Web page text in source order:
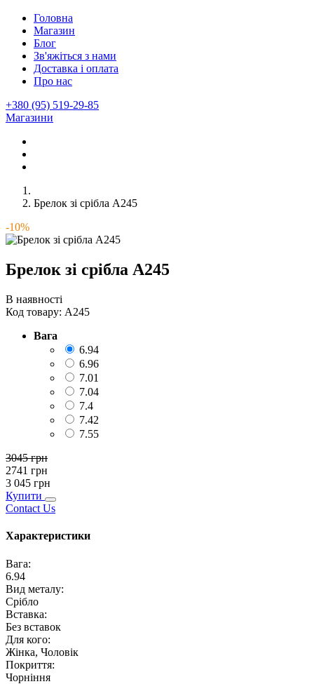
Головна
Магазин
Блог
Зв'яжіться з нами
Доставка і оплата
Про нас
+380 (95) 519-29-85
Магазини
Брелок зі срібла А245
-10%
Брелок зі срібла А245
В наявності
Код товару: А245
Вага
6.94
6.96
7.01
7.04
7.4
7.42
7.55
3045грн
2741 грн
3 045 грн
Купити
Contact Us
Характеристики
Вага:
6.94
Вид металу:
Срібло
Вставка:
Без вставок
Для кого:
Жінка, Чоловік
Покриття:
Чорніння